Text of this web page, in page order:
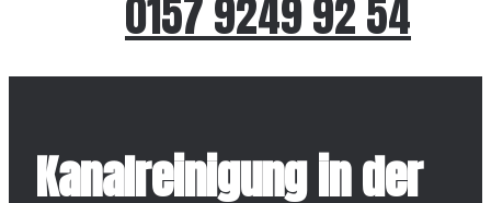
0157 9249 92 54
Kanalreinigung in der